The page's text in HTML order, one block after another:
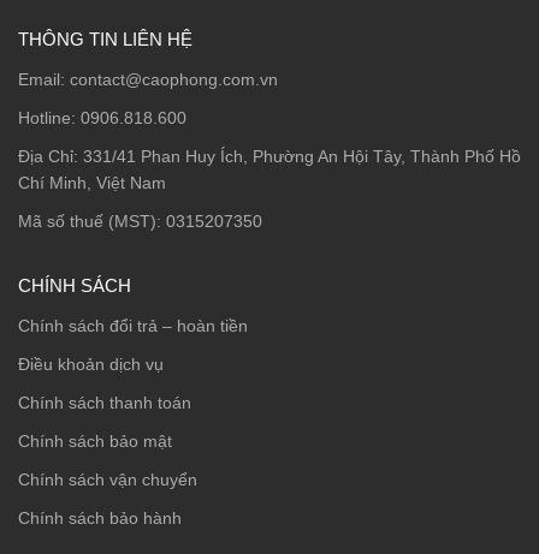
THÔNG TIN LIÊN HỆ
Email: contact@caophong.com.vn
Hotline: 0906.818.600
Địa Chỉ: 331/41 Phan Huy Ích, Phường An Hội Tây, Thành Phố Hồ
Chí Minh, Việt Nam
Mã số thuế (MST): 0315207350
CHÍNH SÁCH
Chính sách đổi trả – hoàn tiền
Điều khoản dịch vụ
Chính sách thanh toán
Chính sách bảo mật
Chính sách vận chuyển
Chính sách bảo hành